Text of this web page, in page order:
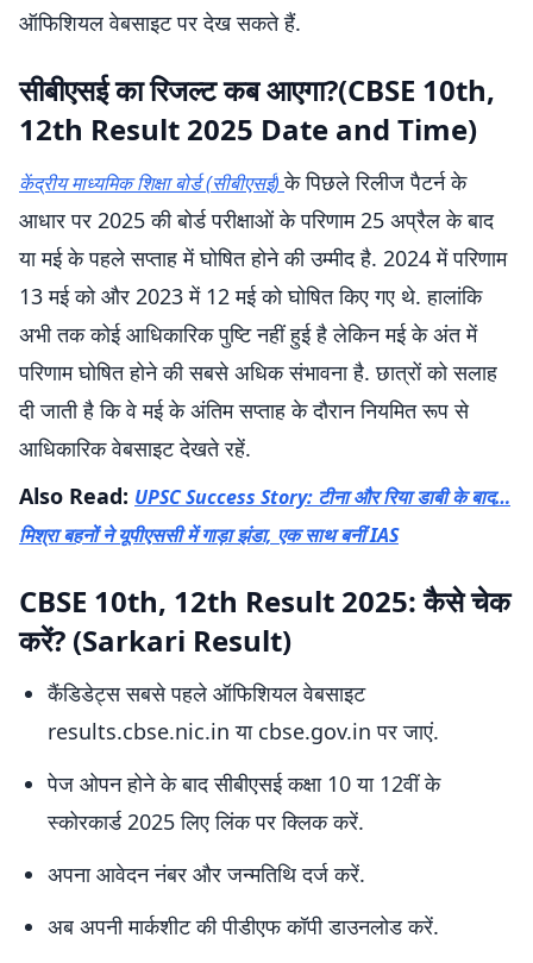
ऑफिशियल वेबसाइट पर देख सकते हैं.
सीबीएसई का रिजल्ट कब आएगा?(CBSE 10th,
12th Result 2025 Date and Time)
केंद्रीय माध्यमिक शिक्षा बोर्ड (सीबीएसई)के पिछले रिलीज पैटर्न के
आधार पर 2025 की बोर्ड परीक्षाओं के परिणाम 25 अप्रैल के बाद
या मई के पहले सप्ताह में घोषित होने की उम्मीद है. 2024 में परिणाम
13 मई को और 2023 में 12 मई को घोषित किए गए थे. हालांकि
अभी तक कोई आधिकारिक पुष्टि नहीं हुई है लेकिन मई के अंत में
परिणाम घोषित होने की सबसे अधिक संभावना है. छात्रों को सलाह
दी जाती है कि वे मई के अंतिम सप्ताह के दौरान नियमित रूप से
आधिकारिक वेबसाइट देखते रहें.
Also Read: UPSC Success Story: टीना और रिया डाबी के बाद…
मिश्रा बहनों ने यूपीएससी में गाड़ा झंडा, एक साथ बनीं IAS
CBSE 10th, 12th Result 2025: कैसे चेक
करें? (Sarkari Result)
कैंडिडेट्स सबसे पहले ऑफिशियल वेबसाइट
results.cbse.nic.in या cbse.gov.in पर जाएं.
पेज ओपन होने के बाद सीबीएसई कक्षा 10 या 12वीं के
स्कोरकार्ड 2025 लिए लिंक पर क्लिक करें.
अपना आवेदन नंबर और जन्मतिथि दर्ज करें.
अब अपनी मार्कशीट की पीडीएफ कॉपी डाउनलोड करें.